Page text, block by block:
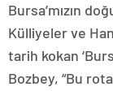
Bursa’mızın
Külliyeler ve
tarih kokan
Bozbey, “Bu